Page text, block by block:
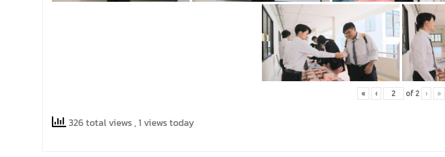
« ‹ of 2 › »
326 total views , 1 views today